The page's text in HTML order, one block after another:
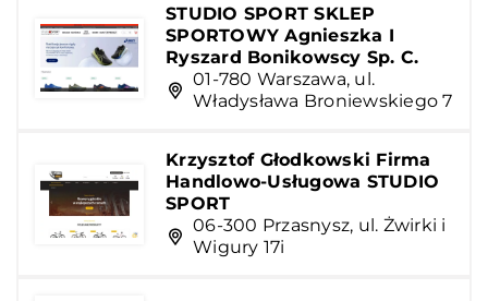
STUDIO SPORT SKLEP
SPORTOWY Agnieszka I
Ryszard Bonikowscy Sp. C.
01-780 Warszawa, ul.
Władysława Broniewskiego 7
Krzysztof Głodkowski Firma
Handlowo-Usługowa STUDIO
SPORT
06-300 Przasnysz, ul. Żwirki i
Wigury 17i